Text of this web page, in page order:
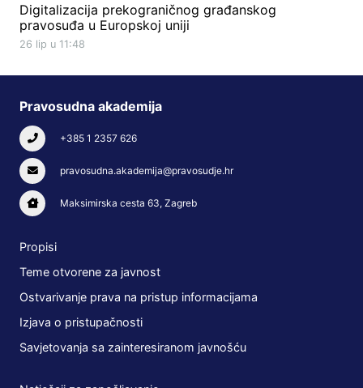
Digitalizacija prekograničnog građanskog
pravosuđa u Europskoj uniji
26 lip u 11:48
Pravosudna akademija
+385 1 2357 626
pravosudna.akademija@pravosudje.hr
Maksimirska cesta 63, Zagreb
Propisi
Teme otvorene za javnost
Ostvarivanje prava na pristup informacijama
Izjava o pristupačnosti
Savjetovanja sa zainteresiranom javnošću